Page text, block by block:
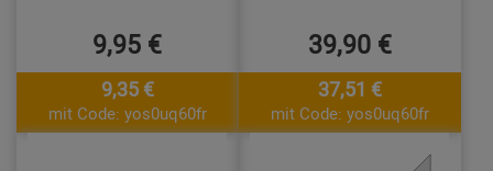
9,95 €
9,35 €
mit Code: yos0uq60fr
39,90 €
37,51 €
mit Code: yos0uq60fr